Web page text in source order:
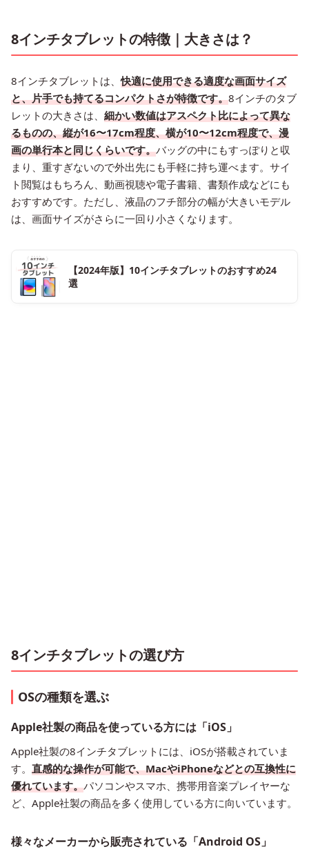
8インチタブレットの特徴｜大きさは？
8インチタブレットは、快適に使用できる適度な画面サイズ
と、片手でも持てるコンパクトさが特徴です。8インチのタブ
レットの大きさは、 細かい数値はアスペクト比によって異な
るものの、縦が16〜17cm程度、横が10〜12cm程度で、漫
画の単行本と同じくらいです。バッグの中にもすっぽりと収
まり、重すぎないので外出先にも手軽に持ち運べます。サイ
ト閲覧はもちろん、動画視聴や電子書籍、書類作成などにも
おすすめです。ただし、液晶のフチ部分の幅が大きいモデル
は、画面サイズがさらに一回り小さくなります。
【2024年版】10インチタブレットのおすすめ24
選
8インチタブレットの選び方
OSの種類を選ぶ
Apple社製の商品を使っている方には「iOS」
Apple社製の8インチタブレットには、iOSが搭載されていま
す。 直感的な操作が可能で、MacやiPhoneなどとの互換性に
優れています。パソコンやスマホ、携帯用音楽プレイヤーな
ど、Apple社製の商品を多く使用している方に向いています。
様々なメーカーから販売されている「Android OS」